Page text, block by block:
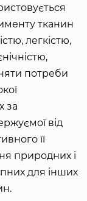
тканин
легкістю,
потреби
за
від
її
природних і
для інших